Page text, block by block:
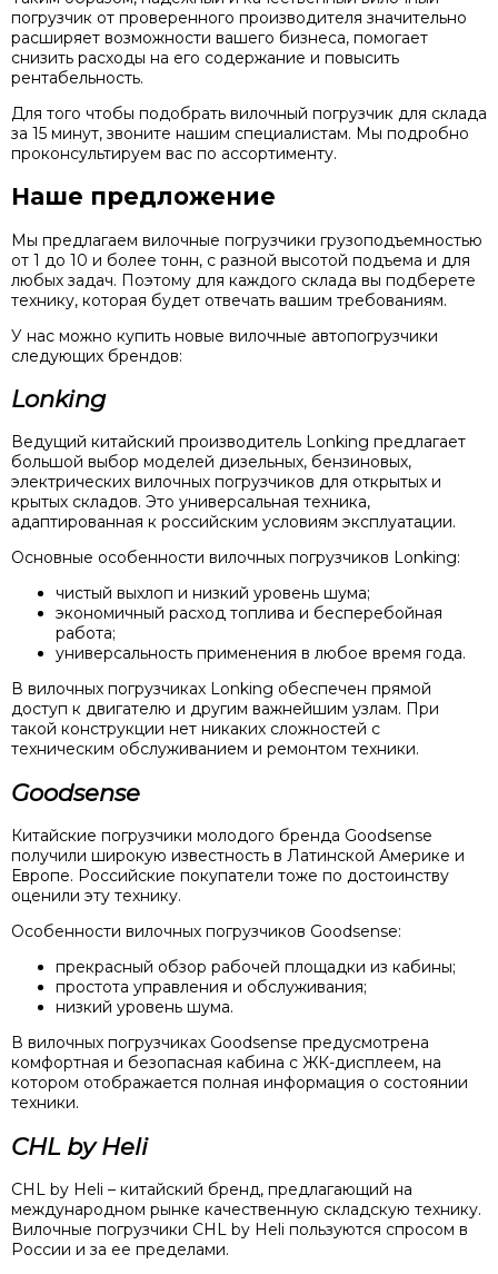
погрузчик от проверенного производителя значительно
расширяет возможности вашего бизнеса, помогает
снизить расходы на его содержание и повысить
рентабельность.
Для того чтобы подобрать вилочный погрузчик для склада
за 15 минут, звоните нашим специалистам. Мы подробно
проконсультируем вас по ассортименту.
Наше предложение
Мы предлагаем вилочные погрузчики грузоподъемностью
от 1 до 10 и более тонн, с разной высотой подъема и для
любых задач. Поэтому для каждого склада вы подберете
технику, которая будет отвечать вашим требованиям.
У нас можно купить новые вилочные автопогрузчики
следующих брендов:
Lonking
Ведущий китайский производитель Lonking предлагает
большой выбор моделей дизельных, бензиновых,
электрических вилочных погрузчиков для открытых и
крытых складов. Это универсальная техника,
адаптированная к российским условиям эксплуатации.
Основные особенности вилочных погрузчиков Lonking:
чистый выхлоп и низкий уровень шума;
экономичный расход топлива и бесперебойная
работа;
универсальность применения в любое время года.
В вилочных погрузчиках Lonking обеспечен прямой
доступ к двигателю и другим важнейшим узлам. При
такой конструкции нет никаких сложностей с
техническим обслуживанием и ремонтом техники.
Goodsense
Китайские погрузчики молодого бренда Goodsense
получили широкую известность в Латинской Америке и
Европе. Российские покупатели тоже по достоинству
оценили эту технику.
Особенности вилочных погрузчиков Goodsense:
прекрасный обзор рабочей площадки из кабины;
простота управления и обслуживания;
низкий уровень шума.
В вилочных погрузчиках Goodsense предусмотрена
комфортная и безопасная кабина с ЖК-дисплеем, на
котором отображается полная информация о состоянии
техники.
CHL by Heli
CHL by Heli – китайский бренд, предлагающий на
международном рынке качественную складскую технику.
Вилочные погрузчики CHL by Heli пользуются спросом в
России и за ее пределами.